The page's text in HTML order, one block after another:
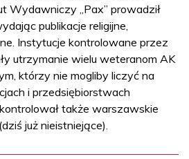
Wydawniczy „Pax” prowadził
publikacje religijne,
Instytucje kontrolowane przez
utrzymanie wielu weteranom AK
którzy nie mogliby liczyć na
i przedsiębiorstwach
także warszawskie
już nieistniejące).